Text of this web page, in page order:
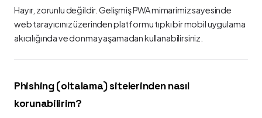
Hayır, zorunlu değildir. Gelişmiş PWA mimarimiz sayesinde
web tarayıcınız üzerinden platformu tıpkı bir mobil uygulama
akıcılığında ve donma yaşamadan kullanabilirsiniz.
Phishing (oltalama) sitelerinden nasıl
korunabilirim?